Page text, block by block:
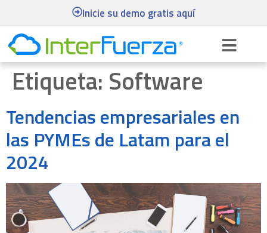
Inicie su demo gratis aquí
Etiqueta: Software
Tendencias empresariales en
las PYMEs de Latam para el
2024